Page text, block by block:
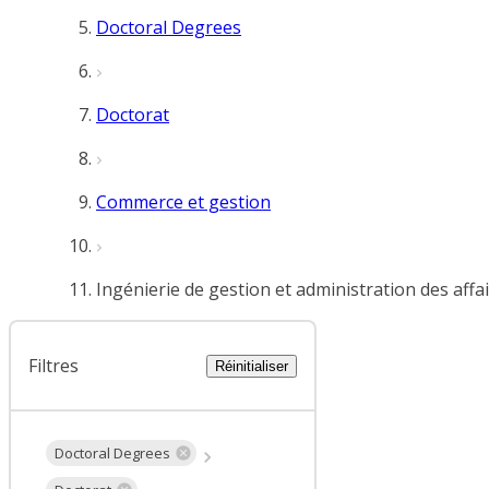
Doctoral Degrees
Doctorat
Commerce et gestion
Ingénierie de gestion et administration des
Filtres Réinitialiser
Doctoral Degrees